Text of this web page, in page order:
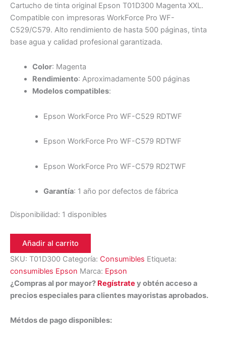
Cartucho de tinta original Epson T01D300 Magenta XXL.
Compatible con impresoras WorkForce Pro WF-
C529/C579. Alto rendimiento de hasta 500 páginas, tinta
base agua y calidad profesional garantizada.
Color: Magenta
Rendimiento: Aproximadamente 500 páginas
Modelos compatibles:
Epson WorkForce Pro WF-C529 RDTWF
Epson WorkForce Pro WF-C579 RDTWF
Epson WorkForce Pro WF-C579 RD2TWF
Garantía: 1 año por defectos de fábrica
Disponibilidad: 1 disponibles
Añadir al carrito
SKU: T01D300 Categoría: Consumibles Etiqueta:
consumibles Epson Marca: Epson
¿Compras al por mayor? Regístrate y obtén acceso a
precios especiales para clientes mayoristas aprobados.
Métdos de pago disponibles: